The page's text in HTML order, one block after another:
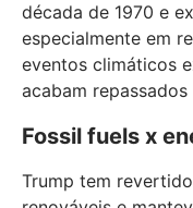
década de 1970 e
especialmente em
eventos climáticos
acabam
Fossil fuels x
Trump tem